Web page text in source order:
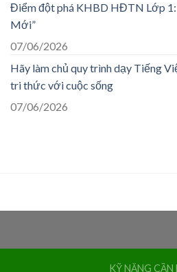
Điểm đột phá KHBD HĐTN Lớp 1:
Mới”
07/06/2026
Hãy làm chủ quy trình dạy Tiếng
tri thức với cuộc sống
07/06/2026
KỸ NĂNG CẦN